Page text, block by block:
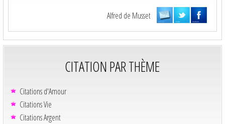
Alfred de Musset
CITATION PAR THÈME
Citations d'Amour
Citations Vie
Citations Argent